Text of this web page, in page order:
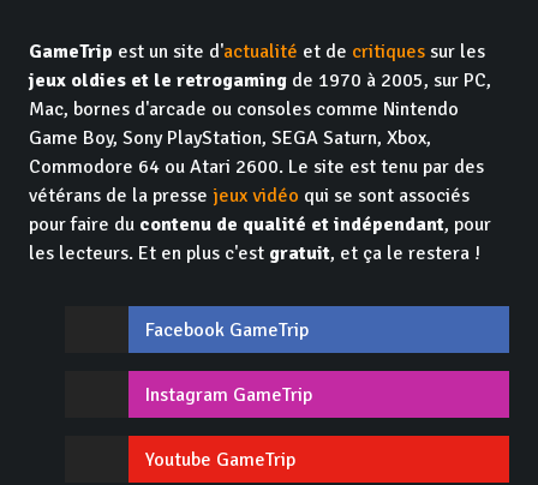
GameTrip est un site d'actualité et de critiques sur les
jeux oldies et le retrogaming de 1970 à 2005, sur PC,
Mac, bornes d'arcade ou consoles comme Nintendo
Game Boy, Sony PlayStation, SEGA Saturn, Xbox,
Commodore 64 ou Atari 2600. Le site est tenu par des
vétérans de la presse jeux vidéo qui se sont associés
pour faire du contenu de qualité et indépendant, pour
les lecteurs. Et en plus c'est gratuit, et ça le restera !
Facebook GameTrip
Instagram GameTrip
Youtube GameTrip